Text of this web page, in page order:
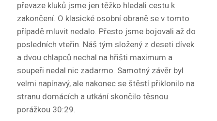
převaze kluků jsme jen těžko hledali cestu k
zakončení. O klasické osobní obraně se v tomto
případě mluvit nedalo. Přesto jsme bojovali až do
posledních vteřin. Náš tým složený z deseti dívek
a dvou chlapců nechal na hřišti maximum a
soupeři nedal nic zadarmo. Samotný závěr byl
velmi napínavý, ale nakonec se štěstí přiklonilo na
stranu domácích a utkání skončilo těsnou
porážkou 30:29.